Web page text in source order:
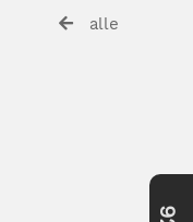
alle